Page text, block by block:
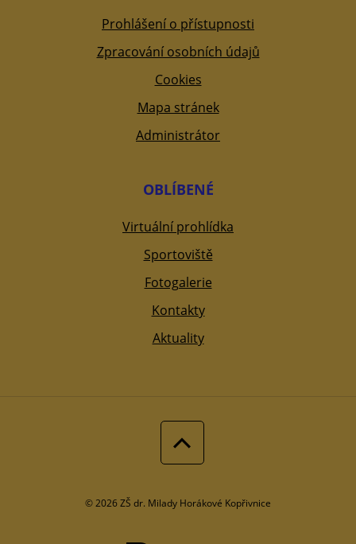
Prohlášení o přístupnosti
Zpracování osobních údajů
Cookies
Mapa stránek
Administrátor
OBLÍBENÉ
Virtuální prohlídka
Sportoviště
Fotogalerie
Kontakty
Aktuality
© 2026 ZŠ dr. Milady Horákové Kopřivnice